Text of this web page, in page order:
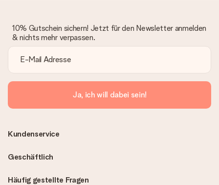
10% Gutschein sichern! Jetzt für den Newsletter anmelden
& nichts mehr verpassen.
Ja, ich will dabei sein!
Häufig gestellte Fragen
Kundenservice
Geschäftlich